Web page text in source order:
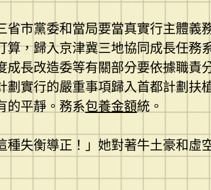
省市黨委和當局要當真實行主體
，歸入京津冀三地協同成長任
長改造委等有關部分要依據職
實行的嚴重事項歸入首都計劃
的平靜。務系包養金額統。
種失衡導正！」她對著牛土豪和